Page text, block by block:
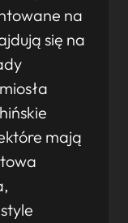
na
się na
mają